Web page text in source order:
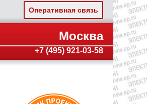
Оперативная связь
Москва
+7 (495) 921-03-58